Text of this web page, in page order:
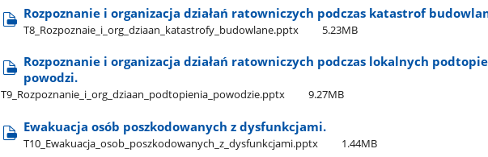
Rozpoznanie i organizacja działań ratowniczych podczas katastrof
T8​_Rozpoznaie​_i​_org​_dziaan​_katastrofy​_budowlane.pptx 5.23MB
Rozpoznanie i organizacja działań ratowniczych podczas lokalnych
powodzi.
T9​_Rozpoznanie​_i​_org​_dziaan​_podtopienia​_powodzie.pptx 9.27MB
Ewakuacja osób poszkodowanych z dysfunkcjami.
T10​_Ewakuacja​_osob​_poszkodowanych​_z​_dysfunkcjami.pptx 1.44MB